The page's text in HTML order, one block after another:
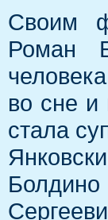
Своим
Роман
во сне и
стала